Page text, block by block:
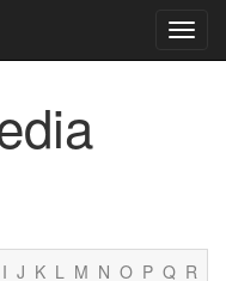
I J K L M N O P Q R